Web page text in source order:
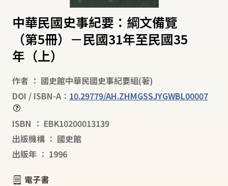
中華民國史事紀要：綱文備覽
（第5冊）－民國31年至民國35
年（上）
作者 ： 國史館中華民國史事紀要組(著)
DOI / ISBN-A： 10.29779/AH.ZHMGSSJYGWBL00007
ISBN ： EBK10200013139
出版機構 ： 國史館
出版年 ： 1996
電子書